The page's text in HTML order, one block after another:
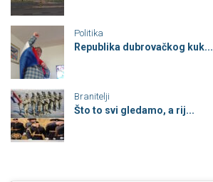
Politika
Republika dubrovačkog kuk...
Branitelji
Što to svi gledamo, a rij...